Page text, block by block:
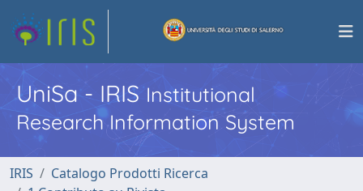
UniSa - IRISInstitutional
Research Information System
IRIS
Catalogo Prodotti Ricerca